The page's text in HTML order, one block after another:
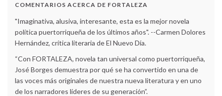
COMENTARIOS ACERCA DE FORTALEZA
"Imaginativa, alusiva, interesante, esta es la mejor novela
política puertorriqueña de los últimos años". --Carmen Dolores
Hernández, crítica literaria de El Nuevo Día.
“Con FORTALEZA, novela tan universal como puertorriqueña,
José Borges demuestra por qué se ha convertido en una de
las voces más originales de nuestra nueva literatura y en uno
de los narradores líderes de su generación”.